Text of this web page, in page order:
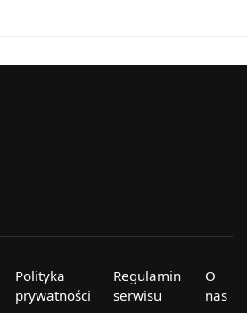
Polityka
prywatności
Regulamin
serwisu
O
nas